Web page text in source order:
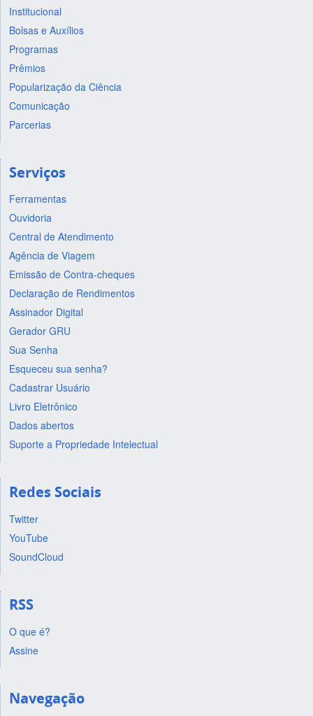
Institucional
Bolsas e Auxílios
Programas
Prêmios
Popularização da Ciência
Comunicação
Parcerias
Serviços
Ferramentas
Ouvidoria
Central de Atendimento
Agência de Viagem
Emissão de Contra-cheques
Declaração de Rendimentos
Assinador Digital
Gerador GRU
Sua Senha
Esqueceu sua senha?
Cadastrar Usuário
Livro Eletrônico
Dados abertos
Suporte a Propriedade Intelectual
Redes Sociais
Twitter
YouTube
SoundCloud
RSS
O que é?
Assine
Navegação